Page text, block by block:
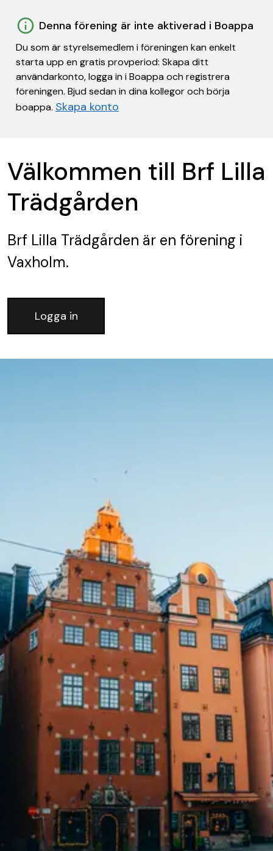
Denna förening är inte aktiverad i Boappa
Du som är styrelsemedlem i föreningen kan enkelt
starta upp en gratis provperiod: Skapa ditt
användarkonto, logga in i Boappa och registrera
föreningen. Bjud sedan in dina kollegor och börja
boappa. Skapa konto
Välkommen till Brf Lilla
Trädgården
Brf Lilla Trädgården är en förening i
Vaxholm.
Logga in